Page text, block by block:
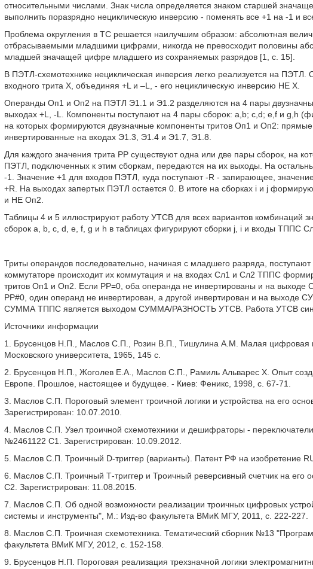
относительными числами. Знак числа определяется знаком старшей
выполнить поразрядно нециклическую инверсию - поменять все +1 на -1 и
Проблема округления в ТС решается наилучшим образом: абсолютная
отбрасываемыми младшими цифрами, никогда не превосходит половины
младшей значащей цифре младшего из сохраняемых разрядов [1, с. 15].
В ПЭТЛ-схемотехнике нециклическая инверсия легко реализуется на
входного трита X, объединяя +L и –L, - его нециклическую инверсию НЕ X.
Операнды Oп1 и Оп2 на ПЭТЛ Э1.1 и Э1.2 разделяются на 4 пары
выходах +L, -L. Компоненты поступают на 4 пары сборок: a,b; c,d; e,f и g,h
на которых формируются двузначные компоненты тритов Oп1 и Оп2:
инвертированные на входах Э1.3, Э1.4 и Э1.7, Э1.8.
Для каждого значения трита РР существуют одна или две пары сборок, на
ПЭТЛ, подключенных к этим сборкам, передаются на их выходы. На
-1. Значение +1 для входов ПЭТЛ, куда поступают -R - запирающее,
+R. На выходах запертых ПЭТЛ остается 0. В итоге на сборках i и j
и НЕ Оп2.
Таблицы 4 и 5 иллюстрируют работу УТСВ для всех вариантов комбинаций
сборок а, b, с, d, е, f, g и h в таблицах фигурируют сборки j, i и входы ТППС
Триты операндов последовательно, начиная с младшего разряда,
коммутаторе происходит их коммутация и на входах Сл1 и Сл2 ТППС
тритов Оп1 и Оп2. Если РР=0, оба операнда не инвертированы и на
РР#0, один операнд не инвертирован, а другой инвертирован и на
СУММА ТППС является выходом СУММА/РАЗНОСТЬ УТСВ. Работа УТСВ
Источники информации
1. Брусенцов Н.П., Маслов С.П., Розин В.П., Тишулина A.M. Малая цифровая
Московского университета, 1965, 145 с.
2. Брусенцов Н.П., Жоголев Е.А., Маслов С.П., Рамиль Альварес X. Опыт
Европе. Прошлое, настоящее и будущее. - Киев: Феникс, 1998, с. 67-71.
3. Маслов С.П. Пороговый элемент троичной логики и устройства на его
Зарегистрирован: 10.07.2010.
4. Маслов С.П. Узел троичной схемотехники и дешифраторы -
№2461122 C1. Зарегистрирован: 10.09.2012.
5. Маслов С.П. Троичный D-триггер (варианты). Патент РФ на изобретение
6. Маслов С.П. Троичный Т-триггер и Троичный реверсивный счетчик на
С2. Зарегистрирован: 11.08.2015.
7. Маслов С.П. Об одной возможности реализации троичных цифровых
системы и инструменты", М.: Изд-во факультета ВМиК МГУ, 2011, с. 222-227.
8. Маслов С.П. Троичная схемотехника. Тематический сборник №13
факультета ВМиК МГУ, 2012, с. 152-158.
9. Брусенцов Н.П. Пороговая реализация трехзначной логики